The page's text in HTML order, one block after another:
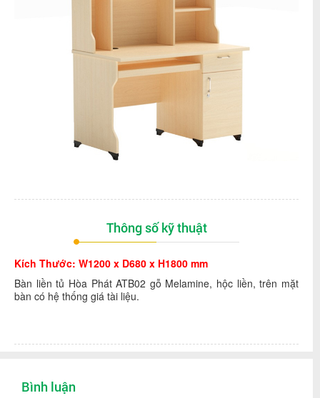
Thông số kỹ thuật
Kích Thước: W1200 x D680 x H1800 mm
Bàn liền tủ Hòa Phát ATB02 gỗ Melamine, hộc liền, trên mặt
bàn có hệ thống giá tài liệu.
Bình luận